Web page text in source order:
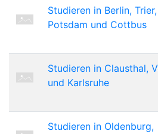
Studieren in Berlin, Trier,
Potsdam und Cottbus
Studieren in Clausthal,
und Karlsruhe
Studieren in Oldenburg,